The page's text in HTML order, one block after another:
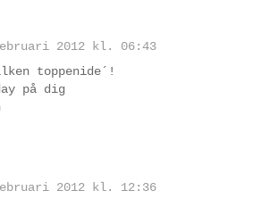
2012 kl. 06:43
toppenide´!
på dig
2012 kl. 12:36